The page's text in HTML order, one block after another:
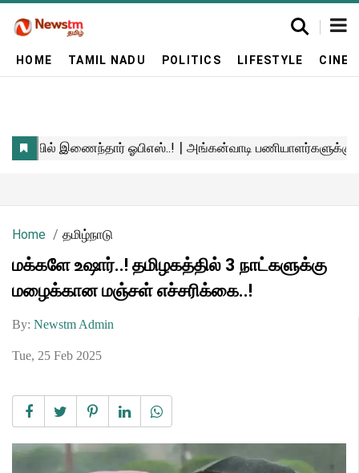
HOME TAMIL NADU POLITICS LIFESTYLE
Home தமிழ்நாடு
மக்களே உஷார்..! தமிழகத்தில் 3 நாட்களுக்கு
மழைக்கான மஞ்சள் எச்சரிக்கை..!
By: Newstm Admin
Tue, 25 Feb 2025